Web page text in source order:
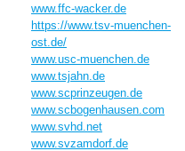
www.ffc-wacker.de
https://www.tsv-muenchen-
ost.de/
www.usc-muenchen.de
www.tsjahn.de
www.scprinzeugen.de
www.scbogenhausen.com
www.svhd.net
www.svzamdorf.de